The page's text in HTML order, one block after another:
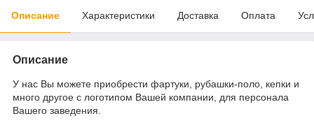
Описание Характеристики Доставка Оплата
Описание
У нас Вы можете приобрести фартуки, рубашки-поло, кепки и
много другое с логотипом Вашей компании, для персонала
Вашего заведения.